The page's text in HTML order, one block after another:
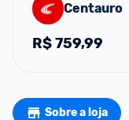
Centauro
R$759,99
Sobre a loja